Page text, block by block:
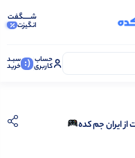
شـــــگفت
انگیزت
حساب
کاربری (: سبـد
خرید
از ایران جم کده